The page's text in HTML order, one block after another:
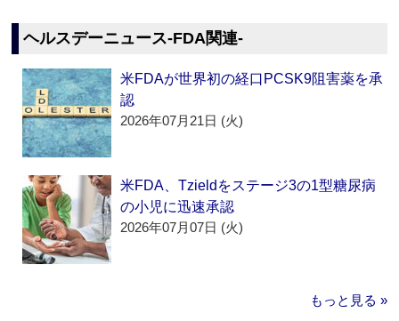
ヘルスデーニュース‐FDA関連‐
米FDAが世界初の経口PCSK9阻害薬を承
認
2026年07月21日 (火)
米FDA、Tzieldをステージ3の1型糖尿病
の小児に迅速承認
2026年07月07日 (火)
もっと見る »